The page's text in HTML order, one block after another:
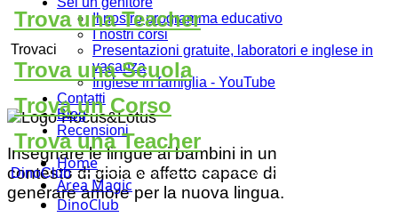
Il nostro programma educativo
I nostri corsi
Presentazioni gratuite, laboratori e inglese in
vacanza
Inglese in famiglia - YouTube
Contatti
Blog
Recensioni
Home
Area Magic
DinoClub
Trova una Teacher
Trovaci
Trova una Scuola
Trova un Corso
Trova una Teacher
DinoClub
Insegnare le lingue ai bambini in un
contesto di gioia e affetto capace di
generare amore per la nuova lingua.